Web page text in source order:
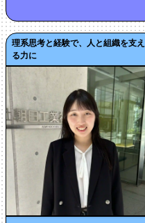
理系思考と経験で、人と組織を支え
る力に